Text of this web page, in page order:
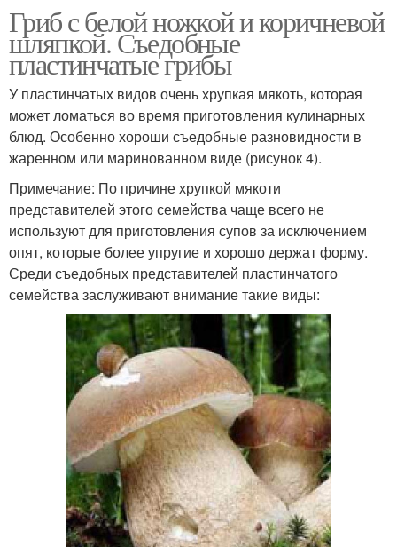
Гриб с белой ножкой и коричневой
шляпкой. Съедобные
пластинчатые грибы
У пластинчатых видов очень хрупкая мякоть, которая
может ломаться во время приготовления кулинарных
блюд. Особенно хороши съедобные разновидности в
жаренном или маринованном виде (рисунок 4).
Примечание: По причине хрупкой мякоти
представителей этого семейства чаще всего не
используют для приготовления супов за исключением
опят, которые более упругие и хорошо держат форму.
Среди съедобных представителей пластинчатого
семейства заслуживают внимание такие виды: